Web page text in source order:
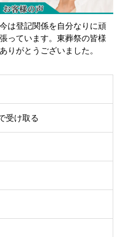
今は登記関係を自分なりに頑
張っています。東葬祭の皆様
ありがとうございました。
受け取る